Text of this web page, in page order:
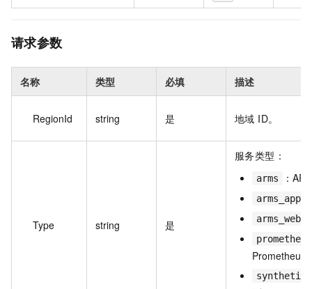
请求参数
名称 类型 必填 描述
RegionId string 是 地域 ID。
Type string 是
服务类型：
arms ：
arms_app
arms_web
Prometheus